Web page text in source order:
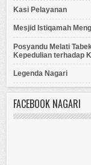
Kasi Pelayanan
Mesjid Istiqamah
Posyandu Melati
Kepedulian terhadap
Legenda Nagari
FACEBOOK NAGARI